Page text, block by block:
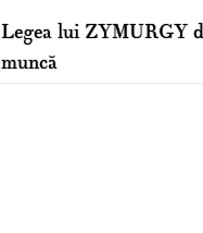
Legea lui ZYMURGY
muncă